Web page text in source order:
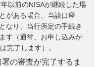
以前のNISAが継続した場
がある場合、当該口座
なり、当行所定の手続き
す（通常、お申し込みか
完了します）。
の審査が完了するま